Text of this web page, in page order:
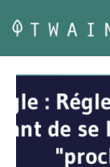
au
contenu